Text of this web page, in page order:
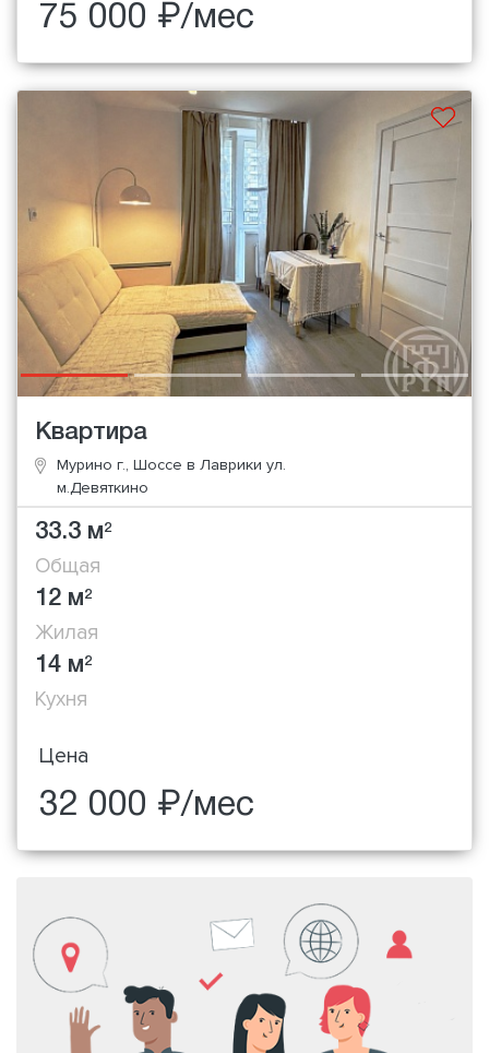
75 000 ₽/мес
Квартира
Мурино г., Шоссе в Лаврики ул.
м.Девяткино
33.3 м2
Общая
12 м2
Жилая
14 м2
Кухня
Цена
32 000 ₽/мес